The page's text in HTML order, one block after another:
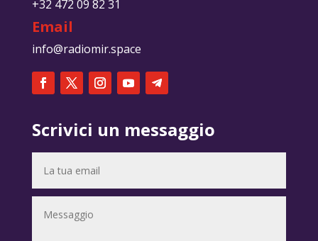
+32 472 09 82 31
Email
info@radiomir.space
Scrivici un messaggio